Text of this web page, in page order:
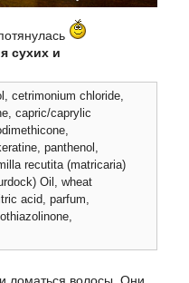
сухих и
cetrimonium chloride,
capric/caprylic
panthenol,
recutita (matricaria)
Oil, wheat
acid, parfum,